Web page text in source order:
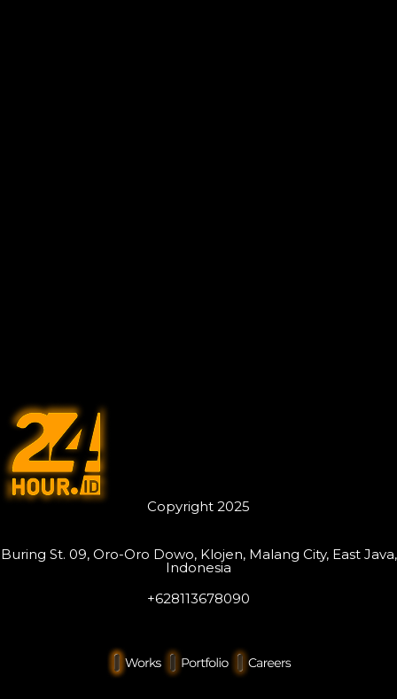
Copyright 2025
Buring St. 09, Oro-Oro Dowo, Klojen, Malang City, East Java,
Indonesia
+628113678090